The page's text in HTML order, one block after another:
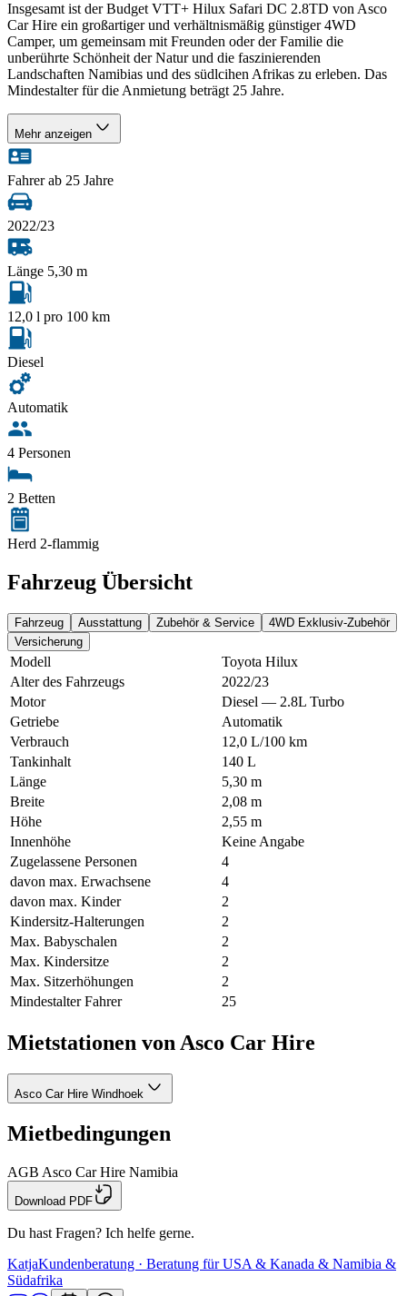
Insgesamt ist der Budget VTT+ Hilux Safari DC 2.8TD von Asco
Car Hire ein großartiger und verhältnismäßig günstiger 4WD
Camper, um gemeinsam mit Freunden oder der Familie die
unberührte Schönheit der Natur und die faszinierenden
Landschaften Namibias und des südlcihen Afrikas zu erleben. Das
Mindestalter für die Anmietung beträgt 25 Jahre.
Mehr anzeigen
Fahrer ab 25 Jahre
2022/23
Länge 5,30 m
12,0 l pro 100 km
Diesel
Automatik
4 Personen
2 Betten
Herd 2-flammig
Fahrzeug Übersicht
Fahrzeug Ausstattung Zubehör & Service
4WD Exklusiv-Zubehör
Versicherung
Modell
Toyota Hilux
Alter des Fahrzeugs
2022/23
Motor
Diesel — 2.8L Turbo
Getriebe
Automatik
Verbrauch
12,0 L/100 km
Tankinhalt
140 L
Länge
5,30 m
Breite
2,08 m
Höhe
2,55 m
Innenhöhe
Keine Angabe
Zugelassene Personen
4
davon max. Erwachsene
4
davon max. Kinder
2
Kindersitz-Halterungen
2
Max. Babyschalen
2
Max. Kindersitze
2
Max. Sitzerhöhungen
2
Mindestalter Fahrer
25
Mietstationen von Asco Car Hire
Asco Car Hire Windhoek
Mietbedingungen
AGB Asco Car Hire Namibia
Download PDF
Du hast Fragen? Ich helfe gerne.
KatjaKundenberatung · Beratung für USA & Kanada & Namibia &
Südafrika